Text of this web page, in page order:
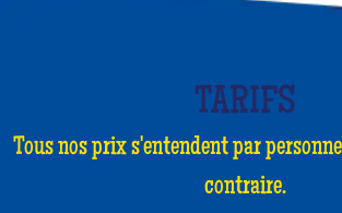
TARIFS
Tous nos prix s'entendent par
contraire.